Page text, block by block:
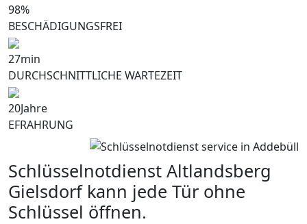
98%
BESCHÄDIGUNGSFREI
27min
DURCHSCHNITTLICHE WARTEZEIT
20Jahre
EFRAHRUNG
Schlüsselnotdienst Altlandsberg
Gielsdorf kann jede Tür ohne
Schlüssel öffnen.